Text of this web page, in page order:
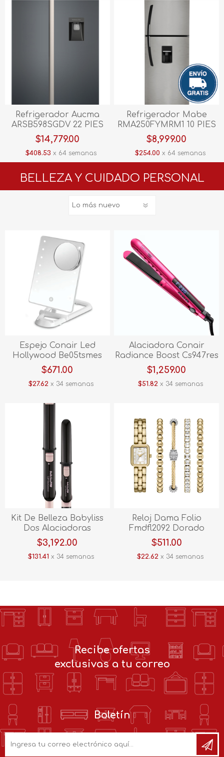
Refrigerador Aucma
ARSB598SGDV 22 PIES
Grey
$14,779.00
$408.53 x 64 semanas
Refrigerador Mabe
RMA250FYMRM1 10 PIES
Inox
$8,999.00
$254.00 x 64 semanas
BELLEZA Y CUIDADO PERSONAL
Espejo Conair Led
Hollywood Be05tsmes
$671.00
$27.62 x 34 semanas
Alaciadora Conair
Radiance Boost Cs947res
Pink
$1,259.00
$51.82x 34 semanas
Kit De Belleza Babyliss
Dos Alaciadoras
Optimas Babsspk2es
Sugar Pink
$3,192.00
$131.41 x 34 semanas
Reloj Dama Folio
Fmdfl2092 Dorado
$511.00
$22.62 x 34 semanas
Recibe ofertas
exclusivas a tu correo
Boletín